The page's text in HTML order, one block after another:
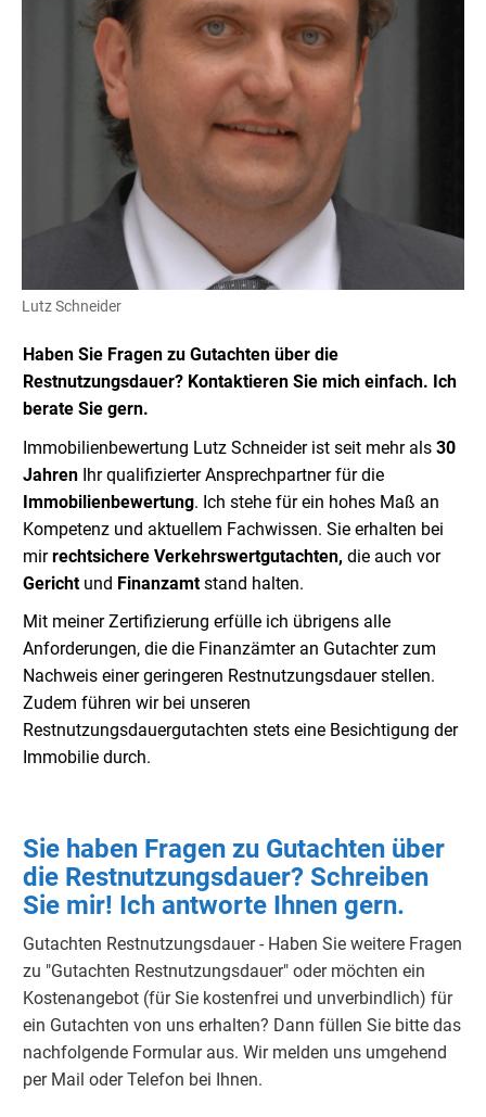
Lutz Schneider
Haben Sie Fragen zu Gutachten über die
Restnutzungsdauer? Kontaktieren Sie mich einfach. Ich
berate Sie gern.
Immobilienbewertung Lutz Schneider ist seit mehr als 30
Jahren Ihr qualifizierter Ansprechpartner für die
Immobilienbewertung. Ich stehe für ein hohes Maß an
Kompetenz und aktuellem Fachwissen. Sie erhalten bei
mirrechtsichere Verkehrswertgutachten, die auch vor
Gerichtund Finanzamtstand halten.
Mit meiner Zertifizierung erfülle ich übrigens alle
Anforderungen, die die Finanzämter an Gutachter zum
Nachweis einer geringeren Restnutzungsdauer stellen.
Zudem führen wir bei unseren
Restnutzungsdauergutachten stets eine Besichtigung der
Immobilie durch.
Sie haben Fragen zu Gutachten über
die Restnutzungsdauer? Schreiben
Sie mir! Ich antworte Ihnen gern.
Gutachten Restnutzungsdauer - Haben Sie weitere Fragen
zu "Gutachten Restnutzungsdauer" oder möchten ein
Kostenangebot (für Sie kostenfrei und unverbindlich) für
ein Gutachten von uns erhalten? Dann füllen Sie bitte das
nachfolgende Formular aus. Wir melden uns umgehend
per Mail oder Telefon bei Ihnen.